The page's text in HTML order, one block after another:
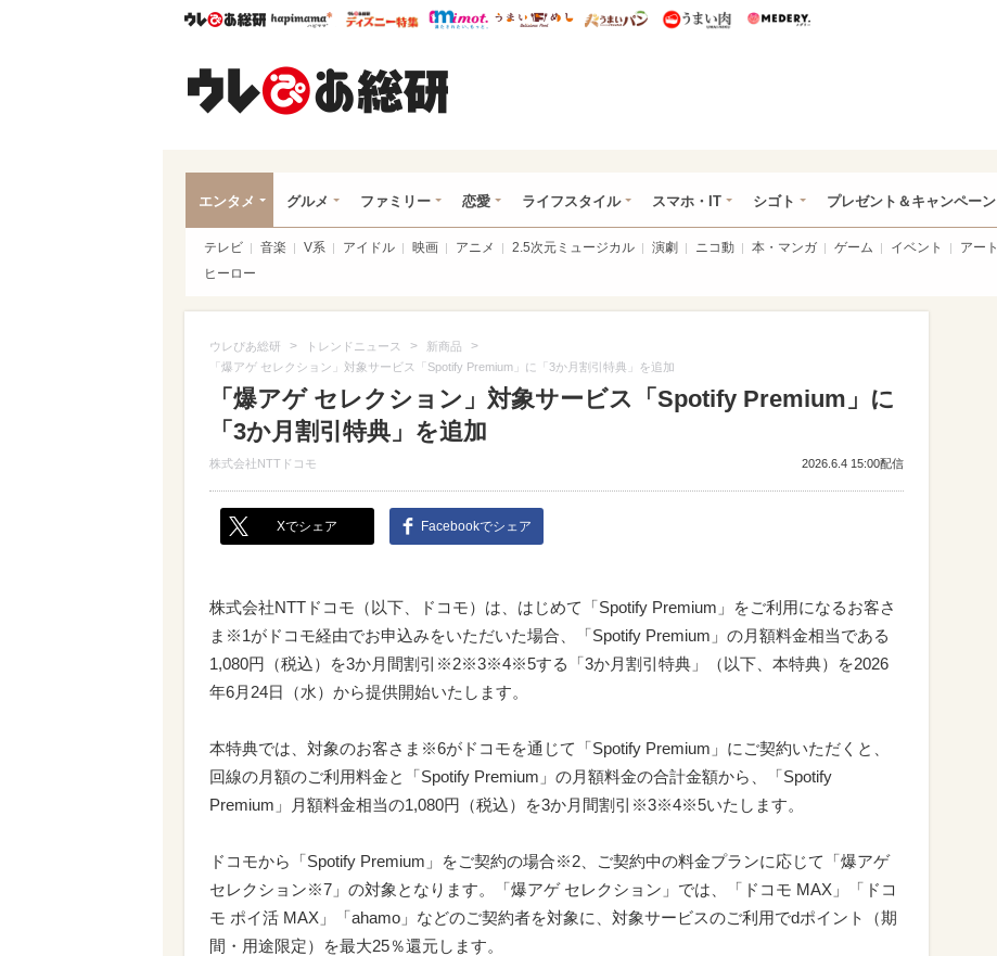
ウレぴあ総研ハピママ* ウレぴあ総研 ディズニー特集
mimot. うまいめし うまいパン うまい肉
エンタメ グルメ ファミリー 恋愛 ライフスタイル スマホ・IT シゴト プレゼント＆キャンペーン
テレビ 音楽 V系 アイドル 映画 アニメ 2.5次元ミュージカル 演劇 ニコ動 本・マンガ ゲーム イベント アート
ヒーロー
ウレぴあ総研 > トレンドニュース > 新商品 >
「爆アゲ セレクション」対象サービス「Spotify Premium」に「3か月割引特典」を追加
「爆アゲ セレクション」対象サービス「Spotify Premium」に
「3か月割引特典」を追加
株式会社NTTドコモ 2026.6.4 15:00配信
Xでシェア Facebookでシェア
株式会社NTTドコモ（以下、ドコモ）は、はじめて「Spotify Premium」をご利用になるお客さ
ま※1がドコモ経由でお申込みをいただいた場合、「Spotify Premium」の月額料金相当である
1,080円（税込）を3か月間割引※2※3※4※5する「3か月割引特典」（以下、本特典）を2026
年6月24日（水）から提供開始いたします。
本特典では、対象のお客さま※6がドコモを通じて「Spotify Premium」にご契約いただくと、
回線の月額のご利用料金と「Spotify Premium」の月額料金の合計金額から、「Spotify
Premium」月額料金相当の1,080円（税込）を3か月間割引※3※4※5いたします。
ドコモから「Spotify Premium」をご契約の場合※2、ご契約中の料金プランに応じて「爆アゲ
セレクション※7」の対象となります。「爆アゲ セレクション」では、「ドコモ MAX」「ドコ
モ ポイ活 MAX」「ahamo」などのご契約者を対象に、対象サービスのご利用でdポイント（期
間・用途限定）を最大25％還元します。